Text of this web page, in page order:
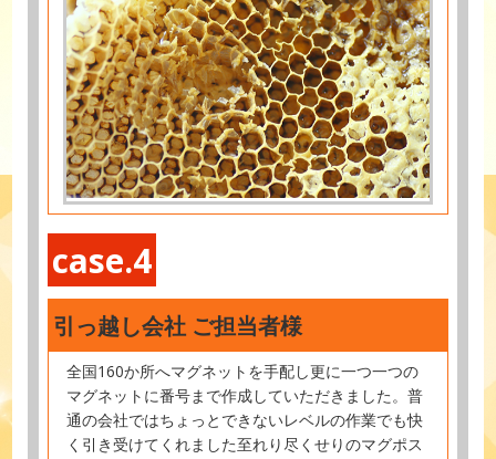
case.4
引っ越し会社 ご担当者様
全国160か所へマグネットを手配し更に一つ一つの
マグネットに番号まで作成していただきました。普
通の会社ではちょっとできないレベルの作業でも快
く引き受けてくれました至れり尽くせりのマグポス